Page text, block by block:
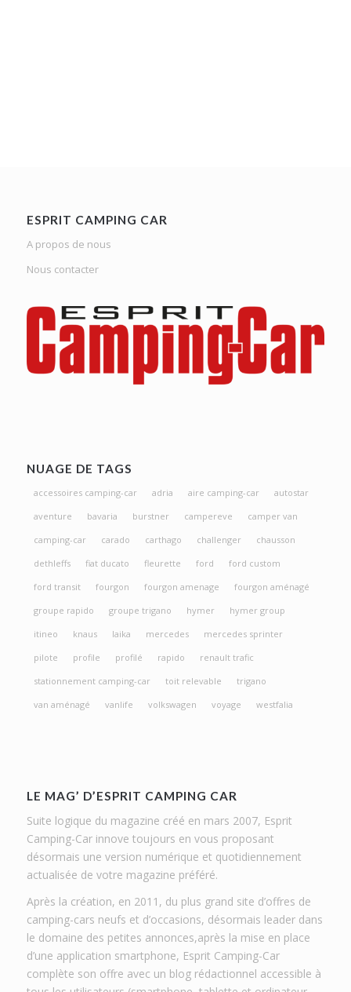
ESPRIT CAMPING CAR
A propos de nous
Nous contacter
NUAGE DE TAGS
accessoires camping-car adria aire camping-car
autostar
aventure
bavaria burstner campereve
camper van
camping-car
carado carthago challenger
chausson
dethleffs
fiat ducato fleurette ford
ford custom
ford transit
fourgon fourgon amenage
fourgon aménagé
groupe rapido
groupe trigano hymer
hymer group
itineo
knaus laika mercedes
mercedes sprinter
pilote
profile profilé rapido
renault trafic
stationnement camping-car
toit relevable
trigano
van aménagé
vanlife volkswagen voyage westfalia
LE MAG’ D’ESPRIT CAMPING CAR
Suite logique du magazine créé en mars 2007, Esprit
Camping-Car innove toujours en vous proposant
désormais une version numérique et quotidiennement
actualisée de votre magazine préféré.
Après la création, en 2011, du plus grand site d’offres de
camping-cars neufs et d’occasions, désormais leader dans
le domaine des petites annonces,après la mise en place
d’une application smartphone, Esprit Camping-Car
complète son offre avec un blog rédactionnel accessible à